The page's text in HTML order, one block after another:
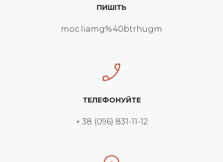
ПИШІТЬ
moc.liamg%40btrhugm
ТЕЛЕФОНУЙТЕ
+ 38 (096) 831-11-12